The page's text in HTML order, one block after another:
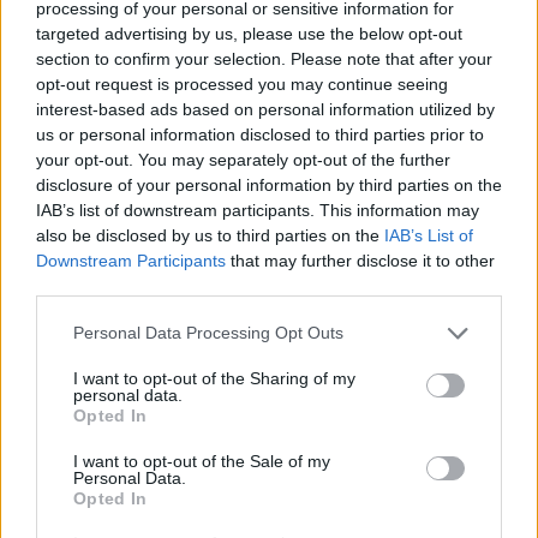
processing of your personal or sensitive information for
targeted advertising by us, please use the below opt-out
section to confirm your selection. Please note that after your
opt-out request is processed you may continue seeing
interest-based ads based on personal information utilized by
us or personal information disclosed to third parties prior to
your opt-out. You may separately opt-out of the further
disclosure of your personal information by third parties on the
IAB’s list of downstream participants. This information may
also be disclosed by us to third parties on the IAB’s List of
Downstream Participants that may further disclose it to other
Personal Data Processing Opt Outs
I want to opt-out of the Sharing of my
personal data.
Opted In
I want to opt-out of the Sale of my
Personal Data.
Opted In
Kā rīkoties tālāk? Sabiedriskais transports cilvēkam ar I grupas
invaliditāti ir bez maksas, un arī pavadošai personai tas ir bez
maksas. Savukārt, ja sabiedriskajā transportā brauc cilvēks ar II
grupas invaliditāti, tad pavadošajai personai būs jāmaksā par
biļeti. Šim mērķim var izmantot piešķirto transporta pabalstu.
Vai arī – degvielai, ja brauc ar savu transportu. Ja ar šo naudas
summu nepietiek, ņemot vērā, ka tā patiešām maza, cilvēks var
caur asistenta pakalpojumu lūgt, lai kompensē izdevumus par
degvielu vai par biļeti papildus. Iesniegums jāiesniedz sociālajā
dienestā, pieprasot asistenta pakalpojumu, – jau tad ir
jānoformē, ka būs bieža braukāšana.
– Cik lielas ir izredzes uz pozitīvu lēmumu?
– Notiek strikta izvērtēšana, jo Latvijā ir ļoti sadrumstalota
atbalsta sistēma. Kā jau teicu – ir valsts apmaksātais
bezmaksas sabiedriskais transports, ir transporta pabalsts, vēl
daudz kur ir pašvaldību atbalsts cilvēkiem ar invaliditāti, un ir
arī pārvietošanās atbalsts. Dienestam tas viss būtu jāņem vērā,
lai nerastos dubultais finansējums.